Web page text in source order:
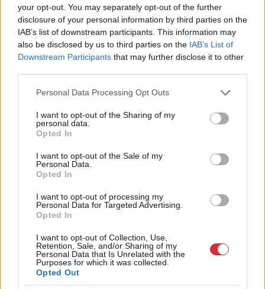
your opt-out. You may separately opt-out of the further
disclosure of your personal information by third parties on the
IAB’s list of downstream participants. This information may
also be disclosed by us to third parties on the IAB’s List of
Downstream Participants that may further disclose it to other
Please note that this website/app uses one or more Google
not limited to your visit or usage behaviour. You may click to
grant or deny consent to Google and its third-party tags to
use your data for below specified purposes in below Google
consent section.
Personal Data Processing Opt Outs
I want to opt-out of the Sharing of my
personal data.
Opted In
I want to opt-out of the Sale of my
Personal Data.
Opted In
I want to opt-out of processing my
Personal Data for Targeted Advertising.
Opted In
I want to opt-out of Collection, Use,
Retention, Sale, and/or Sharing of my
Personal Data that Is Unrelated with the
Purposes for which it was collected.
Opted Out
Cik efektīvs ir Latvijas
ekonomisko pārstāvniecību
tīkls, un kā tas palīdz mūsu
uzņēmējiem nepazust
globālajā tirgū?
LA.LV aicina portāla lietotājus, rakstot komentārus, ievērot
Pievieno komentāru
LASĪTĀKIE
Ārsti nosauc četrus augļus ar kuru ēšanu
aizrauties
3 zodiaka zīmes šajā nedēļas nogalē
kārtīgi “nodos uguņus”, bet vienai – labāk